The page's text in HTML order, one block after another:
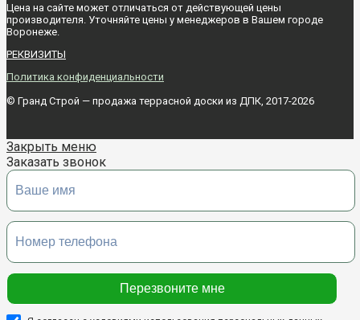
Цена на сайте может отличаться от действующей цены
производителя. Уточняйте цены у менеджеров в Вашем городе
Воронежe.
РЕКВИЗИТЫ
Политика конфиденциальности
© Гранд Строй — продажа террасной доски из ДПК, 2017-2026
Закрыть меню
Заказать звонок